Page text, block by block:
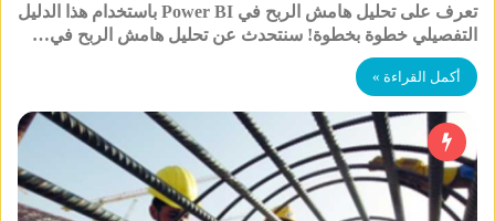
تعرف على تحليل هامش الربح في Power BI باستخدام هذا الدليل
التفصيلي خطوة بخطوة! سنتحدث عن تحليل هامش الربح في…
أكمل القراءة »